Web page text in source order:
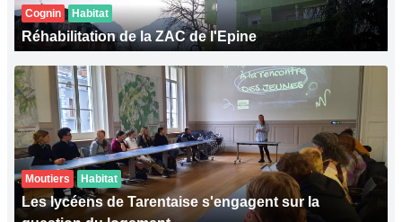
Cognin Habitat
Réhabilitation de la ZAC de l'Epine
Moutiers Habitat
Les lycéens de Tarentaise s'engagent sur la